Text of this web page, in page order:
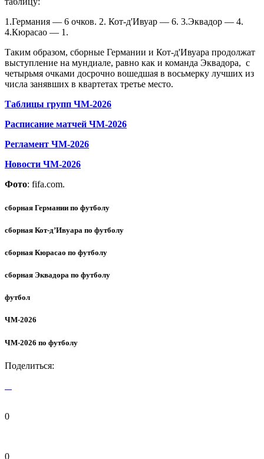
1.Германия — 6 очков. 2. Кот-д'Ивуар — 6. 3.Эквадор — 4.
4.Кюрасао — 1.
Таким образом, сборные Германии и Кот-д'Ивуара продолжат
выступление на мундиале, равно как и команда Эквадора, с
четырьмя очками досрочно вошедшая в восьмерку лучших из
числа занявших в квартетах третье место.
Таблицы групп ЧМ-2026
Расписание матчей ЧМ-2026
Регламент ЧМ-2026
Новости ЧМ-2026
Фото: fifa.com.
сборная Германии по футболу
сборная Кот-д’Ивуара по футболу
сборная Кюрасао по футболу
сборная Эквадора по футболу
футбол
ЧМ-2026
ЧМ-2026 по футболу
Поделиться:
0
0